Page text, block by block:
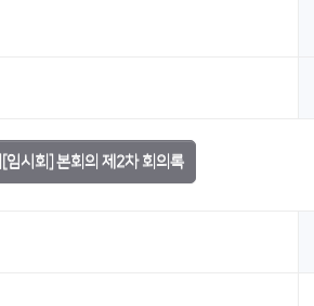
시회] 본회의 제2차 회의록